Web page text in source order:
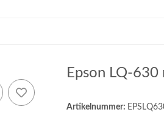
Epson LQ-
Artikelnummer: